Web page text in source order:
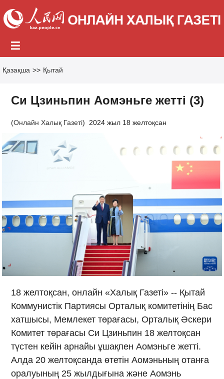
Қазақша >> Қытай
Си Цзиньпин Аомэньге жетті (3)
(Онлайн Халық Газеті) 2024 жыл 18 желтоқсан
18 желтоқсан, онлайн «Халық Газеті» -- Қытай
Коммунистік Партиясы Орталық комитетінің Бас
хатшысы, Мемлекет төрағасы, Орталық Әскери
Комитет төрағасы Си Цзиньпин 18 желтоқсан
түстен кейін арнайы ұшақпен Аомэньге жетті.
Алда 20 желтоқсанда өтетін Аомэньның отанға
оралуының 25 жылдығына және Аомэнь